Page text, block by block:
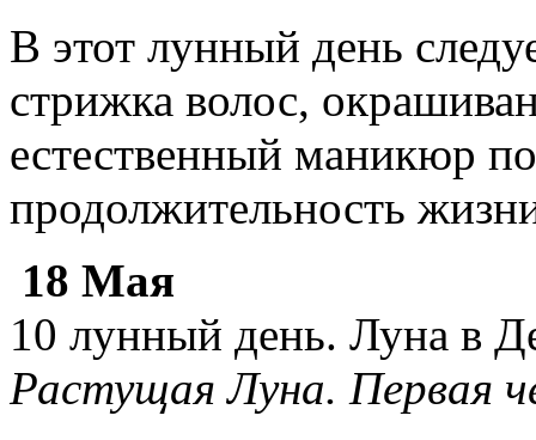
В этот лунный день
стрижка волос,
естественный маникюр
продолжительность
18 Мая
10 лунный день. Луна в
Растущая Луна. Первая